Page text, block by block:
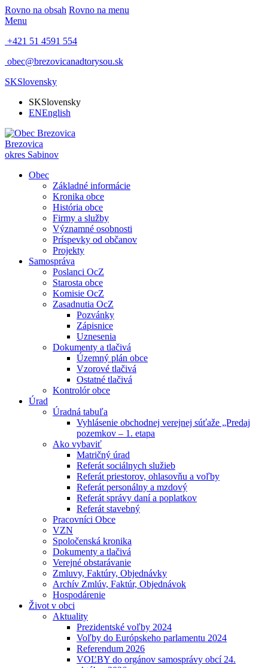
Rovno na obsah Rovno na menu
Menu
+421 51 4591 554
obec@brezovicanadtorysou.sk
SKSlovensky
SKSlovensky
ENEnglish
Brezovica
okres Sabinov
Obec
Základné informácie
Kronika obce
História obce
Firmy a služby
Významné osobnosti
Príspevky od občanov
Projekty
Samospráva
Poslanci OcZ
Starosta obce
Komisie OcZ
Zasadnutia OcZ
Pozvánky
Zápisnice
Uznesenia
Dokumenty a tlačivá
Územný plán obce
Vzorové tlačivá
Ostatné tlačivá
Kontrolór obce
Úrad
Úradná tabuľa
Vyhlásenie obchodnej verejnej súťaže „Predaj
pozemkov – 1. etapa
Ako vybaviť
Matričný úrad
Referát sociálnych služieb
Referát priestorov, ohlasovňu a voľby
Referát personálny a mzdový
Referát správy daní a poplatkov
Referát stavebný
Pracovníci Obce
VZN
Spoločenská kronika
Dokumenty a tlačivá
Verejné obstarávanie
Zmluvy, Faktúry, Objednávky
Archív Zmlúv, Faktúr, Objednávok
Hospodárenie
Život v obci
Aktuality
Prezidentské voľby 2024
Voľby do Európskeho parlamentu 2024
Referendum 2026
VOĽBY do orgánov samosprávy obcí 24.